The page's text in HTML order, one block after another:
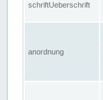
schriftUeberschrift
anordnung